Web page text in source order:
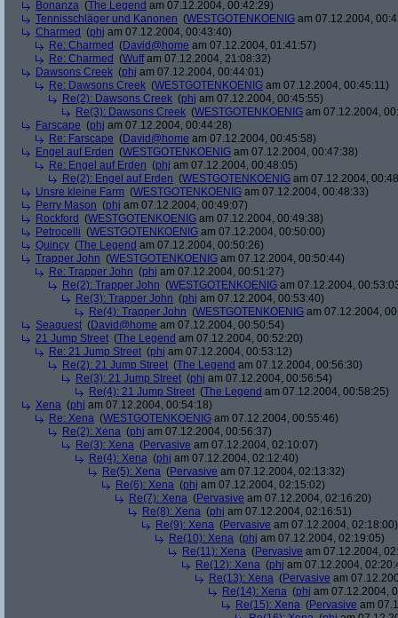
Bonanza (The Legend am 07.12.2004, 00:42:29)
Tennisschläger und Kanonen (WESTGOTENKOENIG am 07.12.2004,
Charmed (phj am 07.12.2004, 00:43:40)
Re: Charmed (David@home am 07.12.2004, 01:41:57)
Re: Charmed (Wuffam 07.12.2004, 21:08:32)
Dawsons Creek (phj am 07.12.2004, 00:44:01)
Re: Dawsons Creek (WESTGOTENKOENIG am 07.12.2004, 00:45:11)
Re(2): Dawsons Creek (phj am 07.12.2004, 00:45:55)
Re(3): Dawsons Creek (WESTGOTENKOENIG am 07.12.2004,
Farscape (phj am 07.12.2004, 00:44:28)
Re: Farscape (David@home am 07.12.2004, 00:45:58)
Engel auf Erden (WESTGOTENKOENIG am 07.12.2004, 00:47:38)
Re: Engel auf Erden (phj am 07.12.2004, 00:48:05)
Re(2): Engel auf Erden (WESTGOTENKOENIG am 07.12.2004,
Unsre kleine Farm (WESTGOTENKOENIG am 07.12.2004, 00:48:33)
Perry Mason (phj am 07.12.2004, 00:49:07)
Rockford (WESTGOTENKOENIG am 07.12.2004, 00:49:38)
Petrocelli (WESTGOTENKOENIG am 07.12.2004, 00:50:00)
Quincy (The Legend am 07.12.2004, 00:50:26)
Trapper John (WESTGOTENKOENIG am 07.12.2004, 00:50:44)
Re: Trapper John (phj am 07.12.2004, 00:51:27)
Re(2): Trapper John (WESTGOTENKOENIG am 07.12.2004,
Re(3): Trapper John (phj am 07.12.2004, 00:53:40)
Re(4): Trapper John (WESTGOTENKOENIG am 07.12.2004,
Seaquest (David@home am 07.12.2004, 00:50:54)
21 Jump Street (The Legend am 07.12.2004, 00:52:20)
Re: 21 Jump Street (phj am 07.12.2004, 00:53:12)
Re(2): 21 Jump Street (The Legend am 07.12.2004, 00:56:30)
Re(3): 21 Jump Street (phj am 07.12.2004, 00:56:54)
Re(4): 21 Jump Street (The Legend am 07.12.2004, 00:58:25)
Xena (phj am 07.12.2004, 00:54:18)
Re: Xena (WESTGOTENKOENIG am 07.12.2004, 00:55:46)
Re(2): Xena (phj am 07.12.2004, 00:56:37)
Re(3): Xena (Pervasive am 07.12.2004, 02:10:07)
Re(4): Xena (phj am 07.12.2004, 02:12:40)
Re(5): Xena (Pervasive am 07.12.2004, 02:13:32)
Re(6): Xena (phj am 07.12.2004, 02:15:02)
Re(7): Xena (Pervasive am 07.12.2004, 02:16:20)
Re(8): Xena (phj am 07.12.2004, 02:16:51)
Re(9): Xena (Pervasive am 07.12.2004, 02:18:00)
Re(10): Xena (phj am 07.12.2004, 02:19:05)
Re(11): Xena (Pervasive am 07.12.2004,
Re(12): Xena (phj am 07.12.2004,
Re(13): Xena (Pervasive am
Re(14): Xena (phj am 07.12.2004,
Re(15): Xena (Pervasive am